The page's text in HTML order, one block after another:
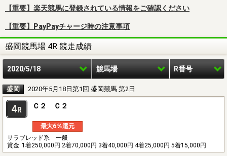
【重要】楽天競馬に登録されている情報をご確認ください
【重要】PayPayチャージ時の注意事項
盛岡競馬場 4R 競走成績
2020/5/18 競馬場 R番号
盛岡 2020年5月18日第1回 盛岡競馬 第2日
4R Ｃ２ Ｃ２
最大6％還元
サラブレッド系 一般
賞金 1着250,000円 2着70,000円 3着40,000円 4着25,000円 5着15,000円